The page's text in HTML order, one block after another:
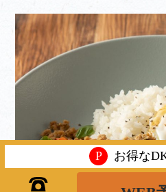
P お得な